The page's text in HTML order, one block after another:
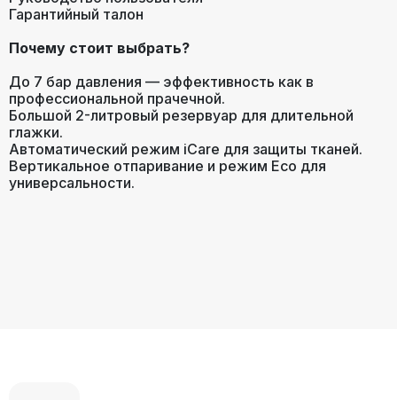
Гарантийный талон
Почему стоит выбрать?
До 7 бар давления — эффективность как в
профессиональной прачечной.
Большой 2-литровый резервуар для длительной
глажки.
Автоматический режим iCare для защиты тканей.
Вертикальное отпаривание и режим Eco для
универсальности.